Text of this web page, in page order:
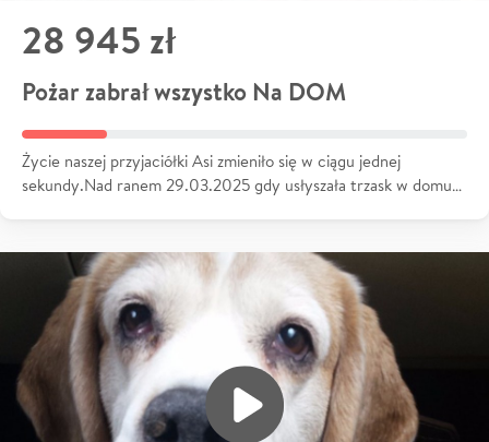
28 945 zł
Pożar zabrał wszystko Na DOM
Życie naszej przyjaciółki Asi zmieniło się w ciągu jednej
sekundy.Nad ranem 29.03.2025 gdy usłyszała trzask w domu…